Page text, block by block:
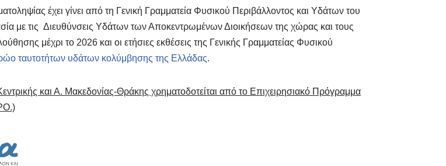
έχει γίνει από τη Γενική Γραμματεία Φυσικού Περιβάλλοντος και Υδάτων του
με τις Διευθύνσεις Υδάτων των Αποκεντρωμένων Διοικήσεων της χώρας και τους
μέχρι το 2026 και οι ετήσιες εκθέσεις της Γενικής Γραμματείας Φυσικού
ταυτοτήτων υδάτων κολύμβησης της Ελλάδας.
και Α. Μακεδονίας-Θράκης χρηματοδοτείται από το Επιχειρησιακό Πρόγραμμα